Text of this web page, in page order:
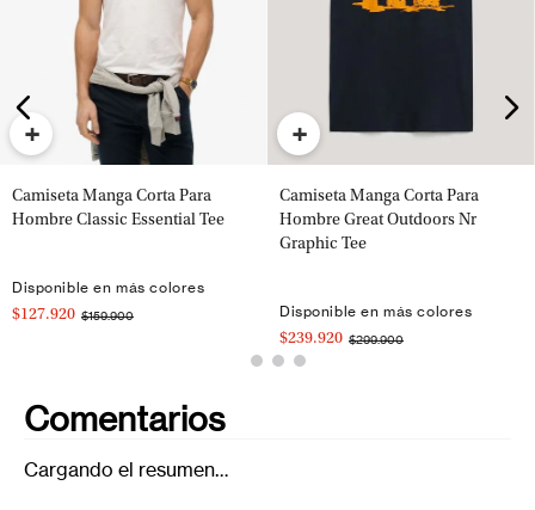
+
Camiseta Manga Corta Para
Hombre Classic Essential Tee
Disponible en más colores
$127.920 $159.900
+
Camiseta Manga Corta Para
Hombre Great Outdoors Nr
Graphic Tee
Disponible en más colores
$239.920 $299.900
Comentarios
Cargando el resumen…